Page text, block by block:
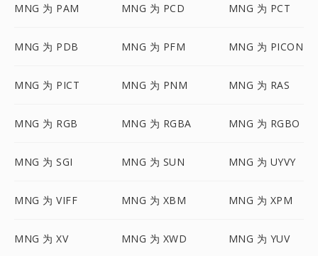
MNG 为 PAM MNG 为 PCD MNG 为 PCT
MNG 为 PDB MNG 为 PFM MNG 为 PICON
MNG 为 PICT MNG 为 PNM MNG 为 RAS
MNG 为 RGB MNG 为 RGBA MNG 为 RGBO
MNG 为 SGI MNG 为 SUN MNG 为 UYVY
MNG 为 VIFF MNG 为 XBM MNG 为 XPM
MNG 为 XV MNG 为 XWD MNG 为 YUV